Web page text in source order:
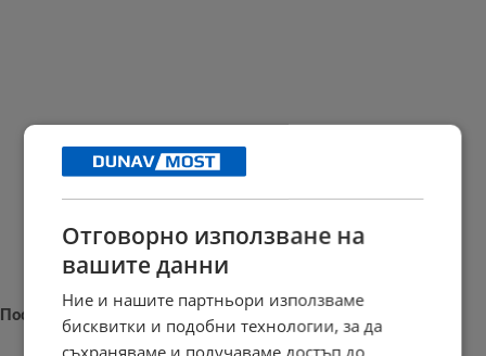
Последни новини
Отговорно използване на
вашите данни
Ние и нашите партньори използваме
бисквитки и подобни технологии, за да